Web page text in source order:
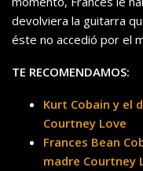
devolviera la guitarra
éste no accedió por el
TE RECOMENDAMOS:
Kurt Cobain y el
Courtney Love
Frances Bean
madre Courtney